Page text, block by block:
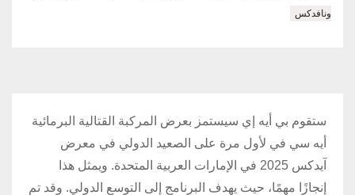
ونافدكس
ستقوم بي أيه إي سيستمز بعرض المركبة القتالية البرمائية
أيه سي في لأول مرة على الصعيد الدولي في معرض
آيدكس 2025 في الإمارات العربية المتحدة. ويمثل هذا
إنجازًا مهمًا، حيث يهدف البرنامج إلى التوسع الدولي. وقد تم